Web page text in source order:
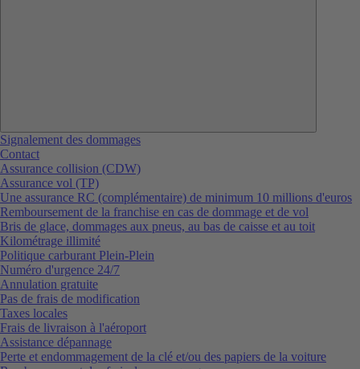
Signalement des dommages
Contact
Assurance collision (CDW)
Assurance vol (TP)
Une assurance RC (complémentaire) de minimum 10 millions d'euros
Remboursement de la franchise en cas de dommage et de vol
Bris de glace, dommages aux pneus, au bas de caisse et au toit
Kilométrage illimité
Politique carburant Plein-Plein
Numéro d'urgence 24/7
Annulation gratuite
Pas de frais de modification
Taxes locales
Frais de livraison à l'aéroport
Assistance dépannage
Perte et endommagement de la clé et/ou des papiers de la voiture